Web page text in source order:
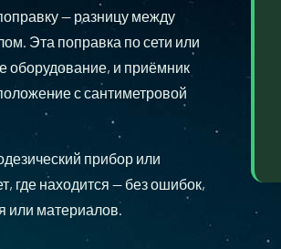
— разницу между
Эта поправка по сети или
оборудование, и приёмник
с сантиметровой
прибор или
где находится — без ошибок,
или материалов.